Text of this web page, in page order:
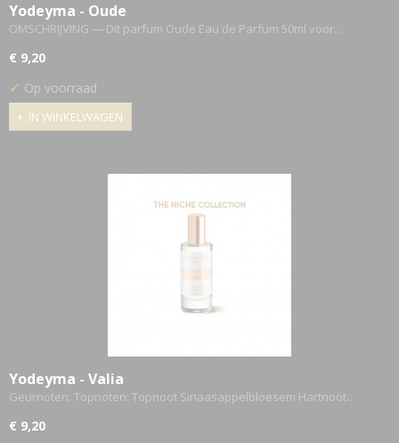
Yodeyma - Oude
OMSCHRIJVING — Dit parfum Oude Eau de Parfum 50ml voor…
€ 9,20
✓ Op voorraad
IN WINKELWAGEN
Yodeyma - Valia
Geurnoten: Topnoten: Topnoot Sinaasappelbloesem Hartnoot…
€ 9,20